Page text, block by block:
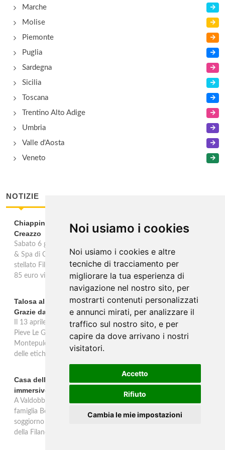
Noi usiamo i cookies
Noi usiamo i cookies e altre
tecniche di tracciamento per
migliorare la tua esperienza di
navigazione nel nostro sito, per
mostrarti contenuti personalizzati
e annunci mirati, per analizzare il
traffico sul nostro sito, e per
capire da dove arrivano i nostri
visitatori.
Accetto
Rifiuto
Cambia le mie impostazioni
Marche
Molise
Piemonte
Puglia
Sardegna
Sicilia
Toscana
Trentino Alto Adige
Umbria
Valle d'Aosta
Veneto
NOTIZIE
Chiappini Dattilo ospite di Tegon alla Wine Room di
Creazzo
Sabato 6 giugno 2026 la Wine Room by Luca Tegon, al GHV Hotel
& Spa di Creazzo (VI), ospita una cena a quattro mani con lo chef
stellato Filippo Chiappini Dattilo: percorso degustazione alle 20.00,
85 euro vini esclusi.
Talosa al Vinitaly 2026: una verticale inedita del Pieve Le
Grazie dal 2016 al 2020
Il 13 aprile 2026 al Vinitaly, Talosa presenta la verticale inedita del
Pieve Le Grazie: cinque annate dal 2016 al 2020 del Nobile di
Montepulciano a 95 punti Vinous, per ripercorrere la genesi di una
delle etichette iconiche di Montepulciano.
Casa dell'Artista: a Valdobbiadene apre il soggiorno
immersivo tra arte e vino di Bortolomiol
A Valdobbiadene, nel cuore delle colline Patrimonio Unesco, la
famiglia Bortolomiol apre al pubblico la Casa dell'Artista: un
soggiorno immersivo tra arte, natura e vino all'interno del Parco
della Filandetta Art and Wine Farm.